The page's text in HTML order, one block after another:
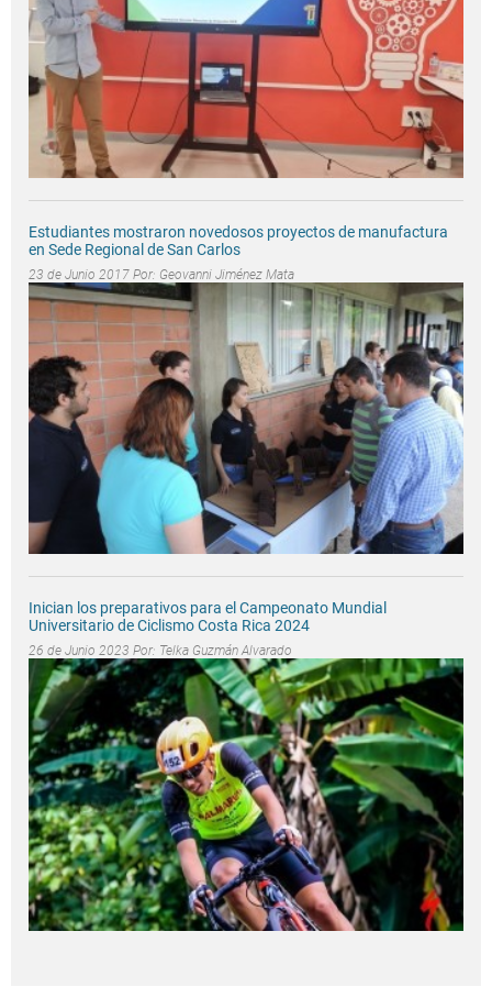
Estudiantes mostraron novedosos proyectos de manufactura
en Sede Regional de San Carlos
23 de Junio 2017 Por: Geovanni Jiménez Mata
Inician los preparativos para el Campeonato Mundial
Universitario de Ciclismo Costa Rica 2024
26 de Junio 2023 Por: Telka Guzmán Alvarado